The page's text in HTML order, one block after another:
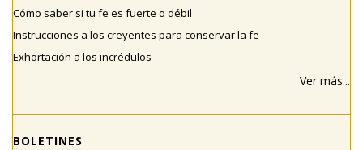
Cómo saber si tu fe es fuerte o débil
Instrucciones a los creyentes para conservar la fe
Exhortación a los incrédulos
Ver más...
BOLETINES